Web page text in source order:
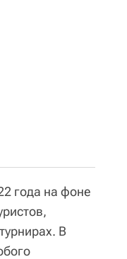
года на фоне
В